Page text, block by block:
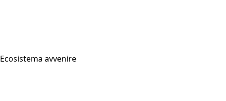
Ecosistema avvenire